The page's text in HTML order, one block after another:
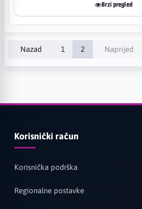
Brzi pregled
Nazad 1 2 Naprijed
Korisnički račun
Korisnička podrška
Regionalne postavke